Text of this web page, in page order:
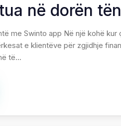
në dorën
me Swinto app Në një kohë
e klientëve për zgjidhje
të...